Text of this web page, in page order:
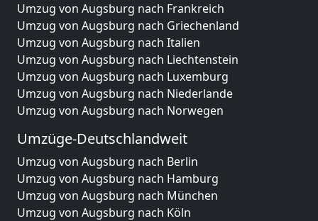
Umzug von Augsburg nach Frankreich
Umzug von Augsburg nach Griechenland
Umzug von Augsburg nach Italien
Umzug von Augsburg nach Liechtenstein
Umzug von Augsburg nach Luxemburg
Umzug von Augsburg nach Niederlande
Umzug von Augsburg nach Norwegen
Umzüge-Deutschlandweit
Umzug von Augsburg nach Berlin
Umzug von Augsburg nach Hamburg
Umzug von Augsburg nach München
Umzug von Augsburg nach Köln